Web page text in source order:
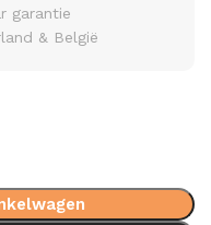
garantie
& België